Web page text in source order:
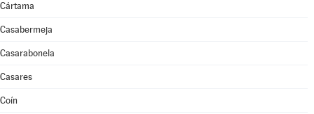
Cártama
Casabermeja
Casarabonela
Casares
Coín